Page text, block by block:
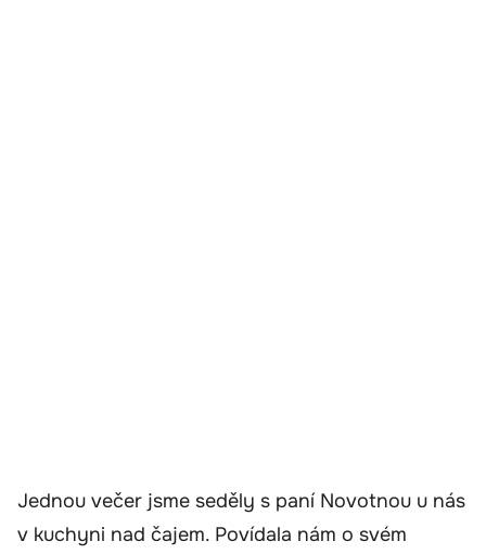
Jednou večer jsme seděly s paní Novotnou u nás
v kuchyni nad čajem. Povídala nám o svém